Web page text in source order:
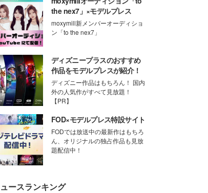
the nex7」×モデルプレス
moxymill新メンバーオーディショ
ン「to the nex7」
ディズニープラスのおすすめ
作品をモデルプレスが紹介！
ディズニー作品はもちろん！ 国内
外の人気作がすべて見放題！
【PR】
FOD×モデルプレス特設サイト
FODでは放送中の最新作はもちろ
ん、オリジナルの独占作品も見放
題配信中！
ースランキング